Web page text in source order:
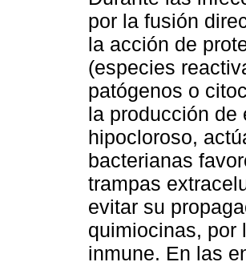
por la fusión
la acción de
(especies
patógenos o
la producción de
hipocloroso,
bacterianas
trampas
evitar su
quimiocinas, por
inmune. En las